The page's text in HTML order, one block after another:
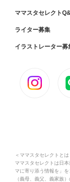
ママスタセレクト
ライター募集
イラストレーター募
＜ママスタセレクトとは
ママスタセレクトは日
マに寄り添う情報を」
（義母、義父、義家族